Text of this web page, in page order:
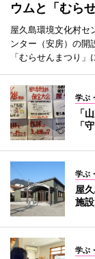
ウムと「むら
屋久島環境文化村セ
ンター（安房）の開
「むらせんまつり」
学ぶ
「
「
学ぶ
屋
施設
学ぶ